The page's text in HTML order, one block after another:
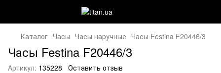
Каталог Часы Часы наручные Часы Festina F20446/3
Часы Festina F20446/3
Артикул: 135228 Оставить отзыв